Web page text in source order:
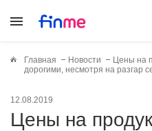
Главная Новости
Цены на
дорогими, несмотря на разгар
12.08.2019
Цены на продукты: томаты